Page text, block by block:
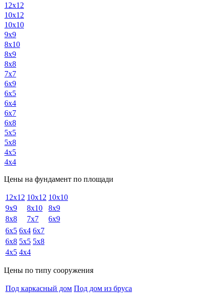
12х12
10х12
10х10
9х9
8х10
8х9
8х8
7х7
6х9
6х5
6х4
6х7
6х8
5х5
5х8
4х5
4х4
Цены на фундамент по площади
12x12 10x12 10x10
9x9
8x10
8x9
8x8
7x7
6x9
6x5 6x4 6x7
6x8 5x5 5x8
4x5 4x4
Цены по типу сооружения
Под каркасный дом Под дом из бруса